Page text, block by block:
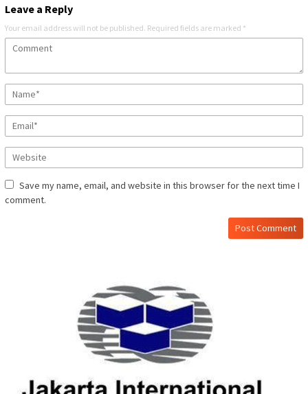
Leave a Reply
Your email address will not be published. Required fields are marked *
Save my name, email, and website in this browser for the next time I
comment.